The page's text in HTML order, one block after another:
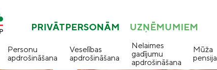
PRIVĀTPERSONĀM UZŅĒMUMIEM
Personu
apdrošināšana
Veselības
apdrošināšana
Nelaimes
gadījumu
apdrošināšana
Mūža
pensija